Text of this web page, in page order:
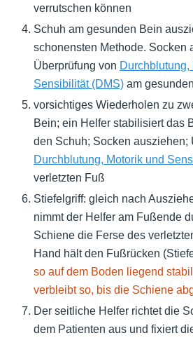
verrutschen können
Schuh am gesunden Bein
schonensten Methode. Socken
Überprüfung von Durchblutung,
Sensibilität (DMS) am
vorsichtiges Wiederholen zu
Bein; ein Helfer stabilisiert das
den Schuh; Socken ausziehen;
Durchblutung, Motorik und
verletzten Fuß
Stiefelgriff: gleich nach
nimmt der Helfer am Fußende
Schiene die Ferse des
Hand hält den Fußrücken
so auf dem Boden liegend
verbleibt so, bis die Schiene
Der seitliche Helfer richtet die
dem Patienten aus und fixiert